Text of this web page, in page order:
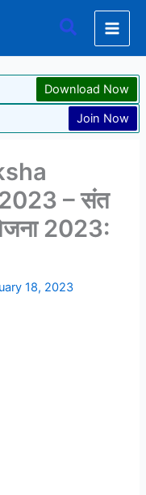
Search
Download Now
Join Now
– संत
2023:
18, 2023